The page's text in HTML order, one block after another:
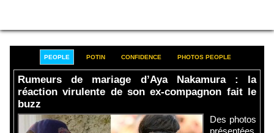
PEOPLE POTIN CONFIDENCE PHOTOS PEOPLE
Rumeurs de mariage d’Aya Nakamura : la
réaction virulente de son ex-compagnon fait le
buzz
Des photos
présentées